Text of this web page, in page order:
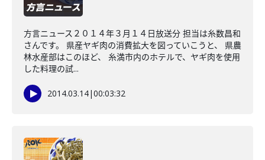
方言ニュース２０１４年３月１４日放送分 担当は糸数昌和
さんです。 県産ヤギ肉の消費拡大を図っていこうと、 県農
林水産部はこのほど、 糸満市内のホテルで、ヤギ肉を使用
した料理の試...
2014.03.14|00:03:32